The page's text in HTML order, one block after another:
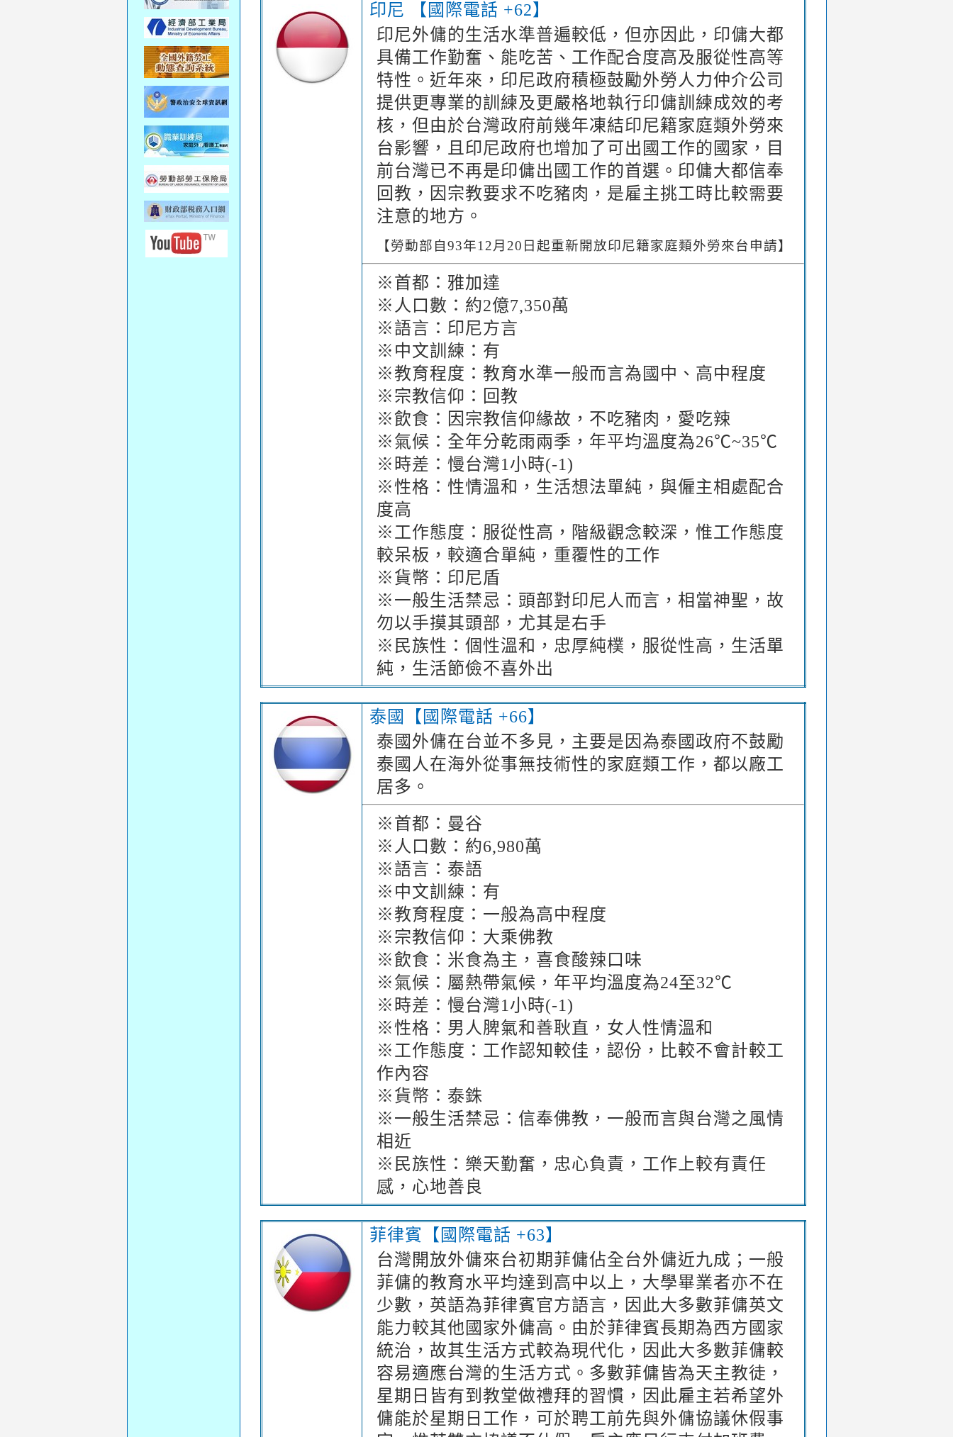
印尼 【國際電話 +62】
印尼外傭的生活水準普遍較低，但亦因此，印傭大都
具備工作勤奮、能吃苦、工作配合度高及服從性高等
特性。近年來，印尼政府積極鼓勵外勞人力仲介公司
提供更專業的訓練及更嚴格地執行印傭訓練成效的考
核，但由於台灣政府前幾年凍結印尼籍家庭類外勞來
台影響，且印尼政府也增加了可出國工作的國家，目
前台灣已不再是印傭出國工作的首選。印傭大都信奉
回教，因宗教要求不吃豬肉，是雇主挑工時比較需要
注意的地方。
【勞動部自93年12月20日起重新開放印尼籍家庭類外勞來台申請】
※首都：雅加達
※人口數：約2億7,350萬
※語言：印尼方言
※中文訓練：有
※教育程度：教育水準一般而言為國中、高中程度
※宗教信仰：回教
※飲食：因宗教信仰緣故，不吃豬肉，愛吃辣
※氣候：全年分乾雨兩季，年平均溫度為26℃~35℃
※時差：慢台灣1小時(-1)
※性格：性情溫和，生活想法單純，與僱主相處配合
度高
※工作態度：服從性高，階級觀念較深，惟工作態度
較呆板，較適合單純，重覆性的工作
※貨幣：印尼盾
※一般生活禁忌：頭部對印尼人而言，相當神聖，故
勿以手摸其頭部，尤其是右手
※民族性：個性溫和，忠厚純樸，服從性高，生活單
純，生活節儉不喜外出
泰國【國際電話 +66】
泰國外傭在台並不多見，主要是因為泰國政府不鼓勵
泰國人在海外從事無技術性的家庭類工作，都以廠工
居多。
※首都：曼谷
※人口數：約6,980萬
※語言：泰語
※中文訓練：有
※教育程度：一般為高中程度
※宗教信仰：大乘佛教
※飲食：米食為主，喜食酸辣口味
※氣候：屬熱帶氣候，年平均溫度為24至32℃
※時差：慢台灣1小時(-1)
※性格：男人脾氣和善耿直，女人性情溫和
※工作態度：工作認知較佳，認份，比較不會計較工
作內容
※貨幣：泰銖
※一般生活禁忌：信奉佛教，一般而言與台灣之風情
相近
※民族性：樂天勤奮，忠心負責，工作上較有責任
感，心地善良
菲律賓【國際電話 +63】
台灣開放外傭來台初期菲傭佔全台外傭近九成；一般
菲傭的教育水平均達到高中以上，大學畢業者亦不在
少數，英語為菲律賓官方語言，因此大多數菲傭英文
能力較其他國家外傭高。由於菲律賓長期為西方國家
統治，故其生活方式較為現代化，因此大多數菲傭較
容易適應台灣的生活方式。多數菲傭皆為天主教徒，
星期日皆有到教堂做禮拜的習慣，因此雇主若希望外
傭能於星期日工作，可於聘工前先與外傭協議休假事